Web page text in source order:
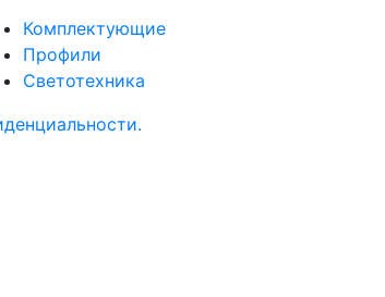
Комплектующие
Профили
Светотехника